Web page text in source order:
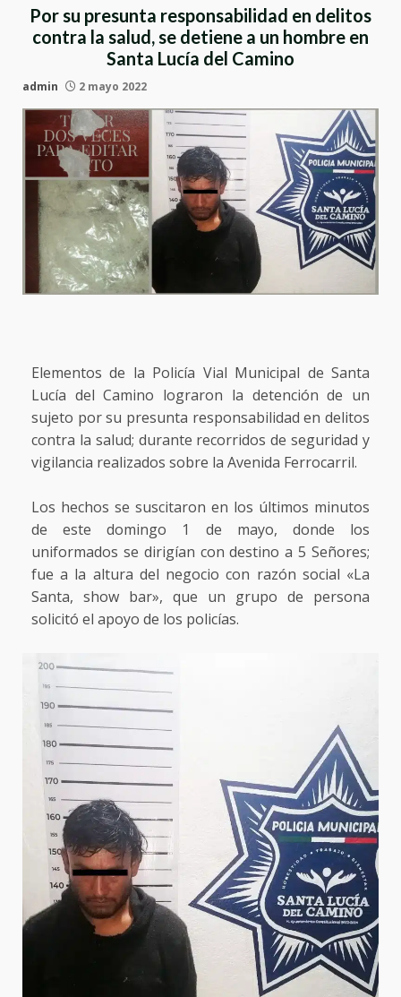
Por su presunta responsabilidad en delitos
contra la salud, se detiene a un hombre en
Santa Lucía del Camino
admin 2 mayo 2022
Elementos de la Policía Vial Municipal de Santa
Lucía del Camino lograron la detención de un
sujeto por su presunta responsabilidad en delitos
contra la salud; durante recorridos de seguridad y
vigilancia realizados sobre la Avenida Ferrocarril.
Los hechos se suscitaron en los últimos minutos
de este domingo 1 de mayo, donde los
uniformados se dirigían con destino a 5 Señores;
fue a la altura del negocio con razón social «La
Santa, show bar», que un grupo de persona
solicitó el apoyo de los policías.